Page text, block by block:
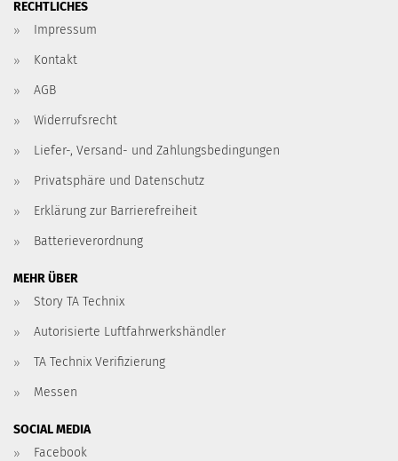
RECHTLICHES
Impressum
Kontakt
AGB
Widerrufsrecht
Liefer-, Versand- und Zahlungsbedingungen
Privatsphäre und Datenschutz
Erklärung zur Barrierefreiheit
Batterieverordnung
MEHR ÜBER
Story TA Technix
Autorisierte Luftfahrwerkshändler
TA Technix Verifizierung
Messen
SOCIAL MEDIA
Facebook